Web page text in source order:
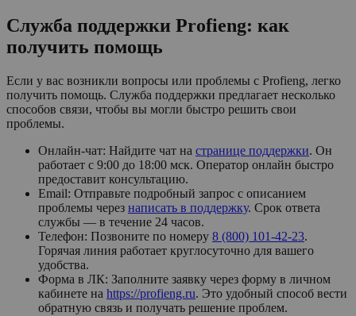
Служба поддержки Profieng: как
получить помощь
Если у вас возникли вопросы или проблемы с Profieng, легко
получить помощь. Служба поддержки предлагает несколько
способов связи, чтобы вы могли быстро решить свои
проблемы.
Онлайн-чат: Найдите чат на странице поддержки. Он
работает с 9:00 до 18:00 мск. Оператор онлайн быстро
предоставит консультацию.
Email: Отправьте подробный запрос с описанием
проблемы через написать в поддержку. Срок ответа
службы — в течение 24 часов.
Телефон: Позвоните по номеру 8 (800) 101-42-23.
Горячая линия работает круглосуточно для вашего
удобства.
Форма в ЛК: Заполните заявку через форму в личном
кабинете на https://profieng.ru. Это удобный способ вести
обратную связь и получать решение проблем.